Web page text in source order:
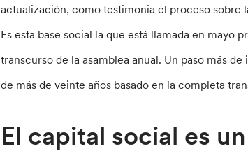
actualización, como testimonia el proceso
Es esta base social la que está llamada en
transcurso de la asamblea anual. Un paso más
de más de veinte años basado en la completa
El capital social es